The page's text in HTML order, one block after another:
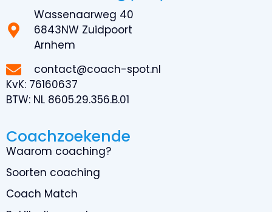
Wassenaarweg 40
6843NW Zuidpoort
Arnhem
contact@coach-spot.nl
KvK: 76160637
BTW: NL 8605.29.356.B.01
Coachzoekende
Waarom coaching?
Soorten coaching
Coach Match